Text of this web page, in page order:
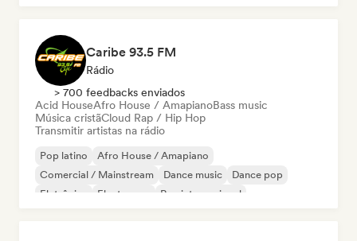
Caribe 93.5 FM
Rádio
> 700 feedbacks enviados
Acid HouseAfro House / AmapianoBass music
Música cristãCloud Rap / Hip Hop
Transmitir artistas na rádio
Pop latino
Afro House / Amapiano
Comercial / Mainstream
Dance music
Dance pop
Eletrônica
Electropop Rap internacional